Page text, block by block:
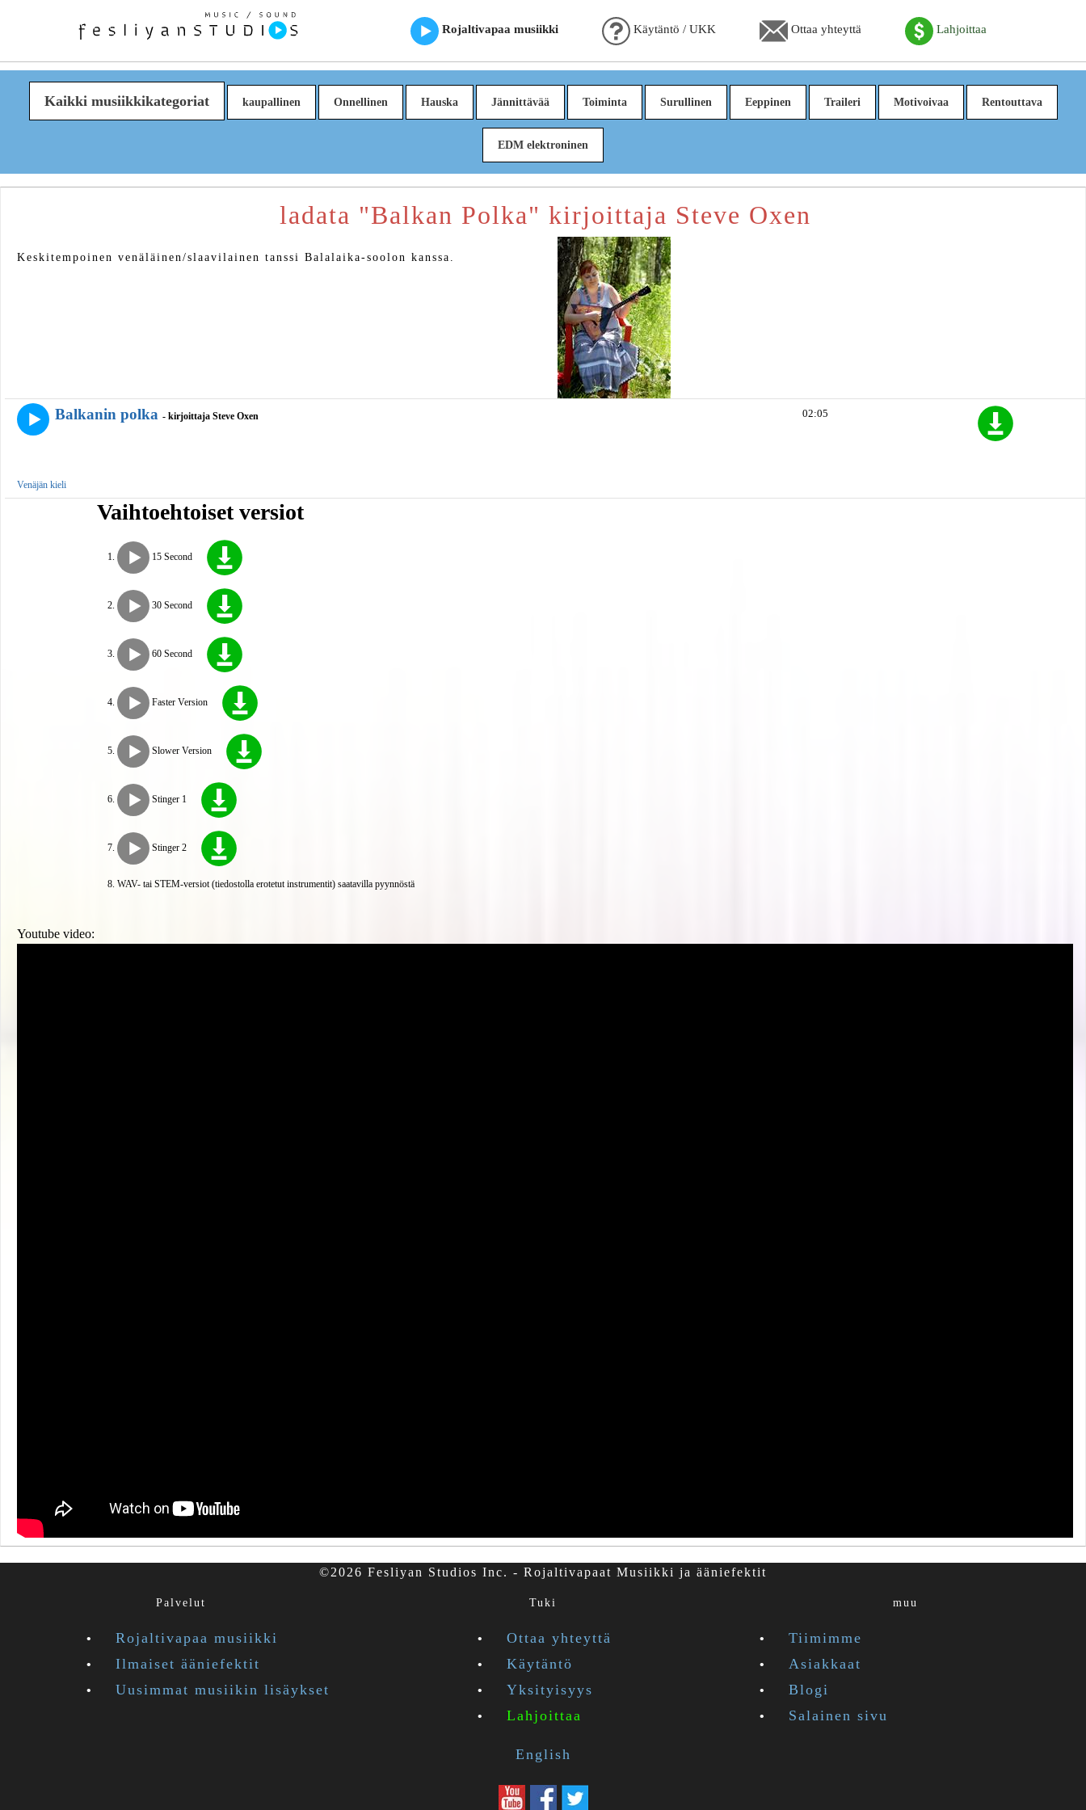
Rojaltivapaa musiikki Käytäntö / UKK Ottaa yhteyttä Lahjoittaa
Kaikki musiikkikategoriat kaupallinen Onnellinen Hauska Jännittävää Toiminta Surullinen Eeppinen Traileri Motivoivaa Rentouttava
EDM elektroninen
ladata "Balkan Polka" kirjoittaja Steve Oxen
Keskitempoinen venäläinen/slaavilainen tanssi Balalaika-soolon kanssa.
Balkanin polka - kirjoittaja Steve Oxen
Venäjän kieli
02:05
Vaihtoehtoiset versiot
15 Second
30 Second
60 Second
Faster Version
Slower Version
Stinger 1
Stinger 2
WAV- tai STEM-versiot (tiedostolla erotetut instrumentit) saatavilla pyynnöstä
Youtube video:
©2026 Fesliyan Studios Inc. - Rojaltivapaat Musiikki ja ääniefektit
Palvelut
Rojaltivapaa musiikki
Ilmaiset ääniefektit
Uusimmat musiikin lisäykset
Tuki
Ottaa yhteyttä
Käytäntö
Yksityisyys
Lahjoittaa
muu
Tiimimme
Asiakkaat
Blogi
Salainen sivu
English